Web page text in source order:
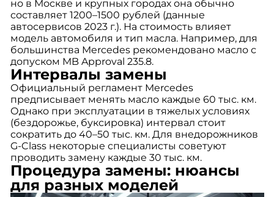
но в Москве и крупных городах она обычно
составляет 1200–1500 рублей (данные
автосервисов 2023 г.). На стоимость влияет
модель автомобиля и тип масла. Например, для
большинства Mercedes рекомендовано масло с
допуском MB Approval 235.8.
Интервалы замены
Официальный регламент Mercedes
предписывает менять масло каждые 60 тыс. км.
Однако при эксплуатации в тяжелых условиях
(бездорожье, буксировка) интервал стоит
сократить до 40–50 тыс. км. Для внедорожников
G-Class некоторые специалисты советуют
проводить замену каждые 30 тыс. км.
Процедура замены: нюансы
для разных моделей